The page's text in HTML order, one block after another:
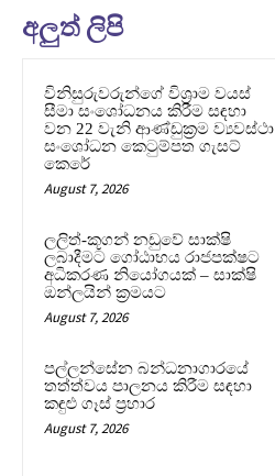
අලුත් ලිපි
විනිසුරුවරුන්ගේ විශ්‍රාම වයස්
සීමා සංශෝධනය කිරීම සඳහා
වන 22 වැනි ආණ්ඩුක්‍රම ව්‍යවස්ථා
සංශෝධන කෙටුම්පත ගැසට්
කෙරේ
August 7, 2026
ලලිත්-කූගන් නඩුවේ සාක්ෂි
ලබාදීමට ගෝඨාභය රාජපක්ෂට
අධිකරණ නියෝගයක් – සාක්ෂි
ඔන්ලයින් ක්‍රමයට
August 7, 2026
පල්ලන්සේන බන්ධනාගාරයේ
තත්ත්වය පාලනය කිරීම සඳහා
කඳුළු ගෑස් ප්‍රහාර
August 7, 2026